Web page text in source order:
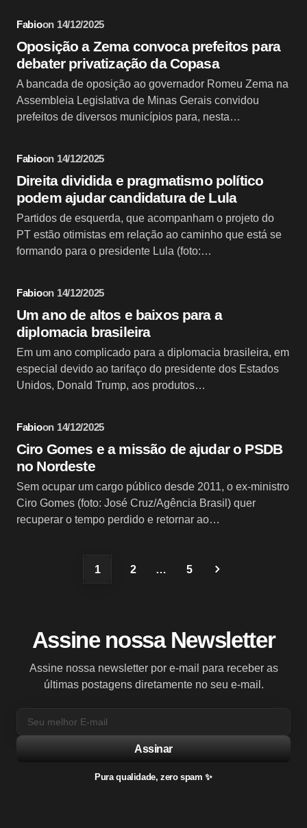
Fabioon 14/12/2025
Oposição a Zema convoca prefeitos para
debater privatização da Copasa
A bancada de oposição ao governador Romeu Zema na
Assembleia Legislativa de Minas Gerais convidou
prefeitos de diversos municípios para, nesta…
Fabioon 14/12/2025
Direita dividida e pragmatismo político
podem ajudar candidatura de Lula
Partidos de esquerda, que acompanham o projeto do
PT estão otimistas em relação ao caminho que está se
formando para o presidente Lula (foto:…
Fabioon 14/12/2025
Um ano de altos e baixos para a
diplomacia brasileira
Em um ano complicado para a diplomacia brasileira, em
especial devido ao tarifaço do presidente dos Estados
Unidos, Donald Trump, aos produtos…
Fabioon 14/12/2025
Ciro Gomes e a missão de ajudar o PSDB
no Nordeste
Sem ocupar um cargo público desde 2011, o ex-ministro
Ciro Gomes (foto: José Cruz/Agência Brasil) quer
recuperar o tempo perdido e retornar ao…
1 2 … 5
Assine nossa Newsletter
Assine nossa newsletter por e-mail para receber as
últimas postagens diretamente no seu e-mail.
Assinar
Pura qualidade, zero spam ✨